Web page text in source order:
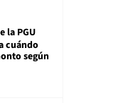
la PGU
cuándo
según